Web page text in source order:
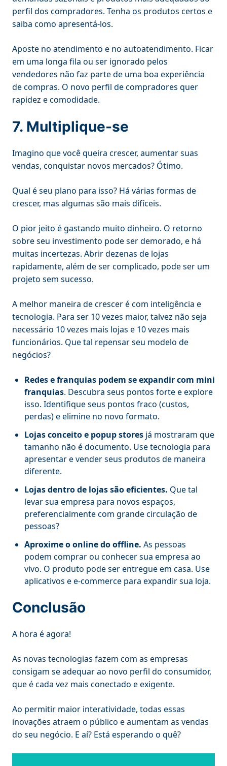
perfil dos compradores. Tenha os produtos certos e
saiba como apresentá-los.
Aposte no atendimento e no autoatendimento. Ficar
em uma longa fila ou ser ignorado pelos
vendedores não faz parte de uma boa experiência
de compras. O novo perfil de compradores quer
rapidez e comodidade.
7. Multiplique-se
Imagino que você queira crescer, aumentar suas
vendas, conquistar novos mercados? Ótimo.
Qual é seu plano para isso? Há várias formas de
crescer, mas algumas são mais difíceis.
O pior jeito é gastando muito dinheiro. O retorno
sobre seu investimento pode ser demorado, e há
muitas incertezas. Abrir dezenas de lojas
rapidamente, além de ser complicado, pode ser um
projeto sem sucesso.
A melhor maneira de crescer é com inteligência e
tecnologia. Para ser 10 vezes maior, talvez não seja
necessário 10 vezes mais lojas e 10 vezes mais
funcionários. Que tal repensar seu modelo de
negócios?
Redes e franquias podem se expandir com mini
franquias. Descubra seus pontos forte e explore
isso. Identifique seus pontos fraco (custos,
perdas) e elimine no novo formato.
Lojas conceito e popup stores já mostraram que
tamanho não é documento. Use tecnologia para
apresentar e vender seus produtos de maneira
diferente.
Lojas dentro de lojas são eficientes. Que tal
levar sua empresa para novos espaços,
preferencialmente com grande circulação de
pessoas?
Aproxime o online do offline. As pessoas
podem comprar ou conhecer sua empresa ao
vivo. O produto pode ser entregue em casa. Use
aplicativos e e-commerce para expandir sua loja.
Conclusão
A hora é agora!
As novas tecnologias fazem com as empresas
consigam se adequar ao novo perfil do consumidor,
que é cada vez mais conectado e exigente.
Ao permitir maior interatividade, todas essas
inovações atraem o público e aumentam as vendas
do seu negócio. E aí? Está esperando o quê?